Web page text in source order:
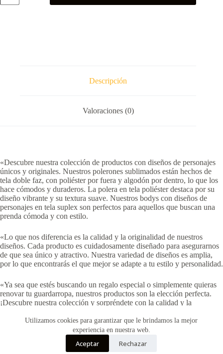
Utilizamos cookies para garantizar que le brindamos la mejor
experiencia en nuestra web.
Aceptar Rechazar
Descripción
Valoraciones (0)
«Descubre nuestra colección de productos con diseños de personajes
únicos y originales. Nuestros polerones sublimados están hechos de
tela doble faz, con poliéster por fuera y algodón por dentro, lo que los
hace cómodos y duraderos. La polera en tela poliéster destaca por su
diseño vibrante y su textura suave. Nuestros bodys con diseños de
personajes en tela suplex son perfectos para aquellos que buscan una
prenda cómoda y con estilo.
«Lo que nos diferencia es la calidad y la originalidad de nuestros
diseños. Cada producto es cuidadosamente diseñado para asegurarnos
de que sea único y atractivo. Nuestra variedad de diseños es amplia,
por lo que encontrarás el que mejor se adapte a tu estilo y personalidad.
«Ya sea que estés buscando un regalo especial o simplemente quieras
renovar tu guardarropa, nuestros productos son la elección perfecta.
¡Descubre nuestra colección y sorpréndete con la calidad y la